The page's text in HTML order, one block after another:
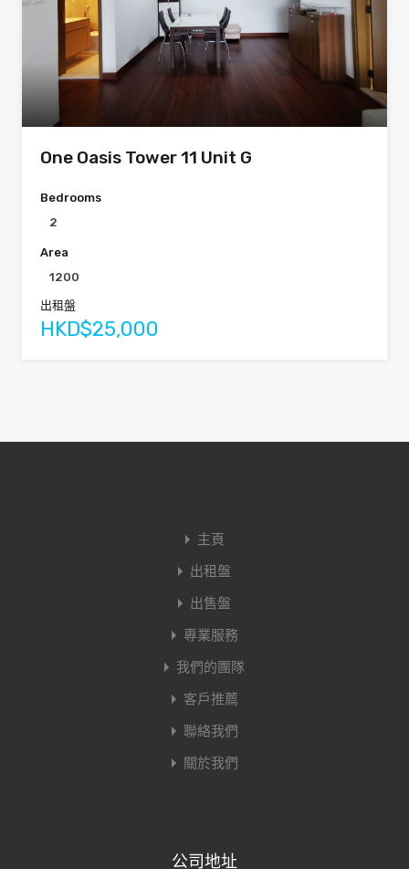
One Oasis Tower 11 Unit G
Bedrooms
2
Area
1200
出租盤
HKD$25,000
主頁
出租盤
出售盤
專業服務
我們的團隊
客戶推薦
聯絡我們
關於我們
公司地址